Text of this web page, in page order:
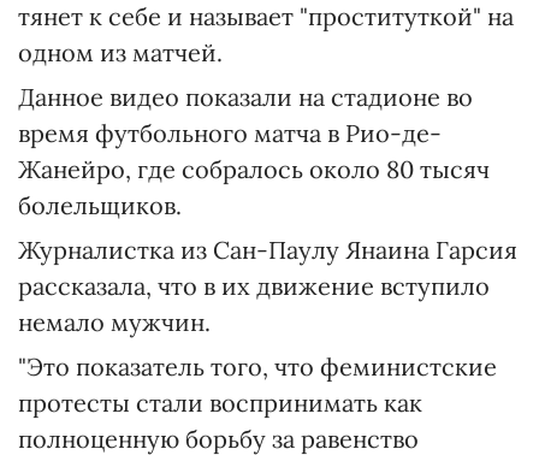
тянет к себе и называет "проституткой" на
одном из матчей.
Данное видео показали на стадионе во
время футбольного матча в Рио-де-
Жанейро, где собралось около 80 тысяч
болельщиков.
Журналистка из Сан-Паулу Янаина Гарсия
рассказала, что в их движение вступило
немало мужчин.
"Это показатель того, что феминистские
протесты стали воспринимать как
полноценную борьбу за равенство